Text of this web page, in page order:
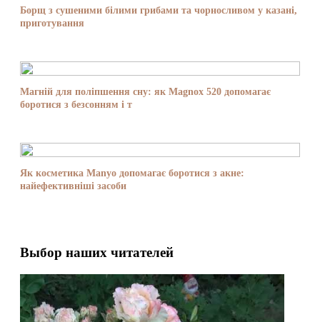
Борщ з сушеними білими грибами та чорносливом у казані,
приготування
Магній для поліпшення сну: як Magnox 520 допомагає
боротися з безсонням і т
Як косметика Manyo допомагає боротися з акне:
найефективніші засоби
Выбор наших читателей